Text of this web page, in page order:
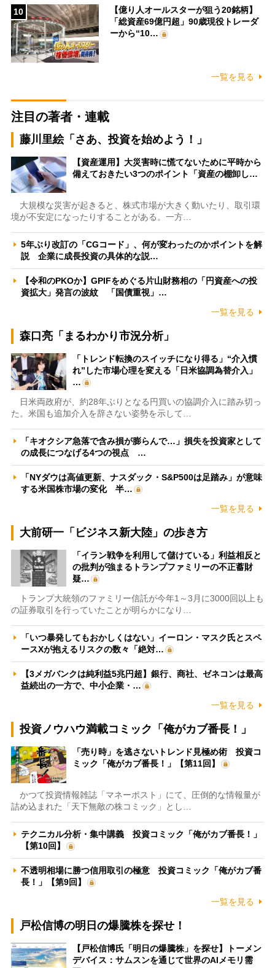
10
【億り人オールスターが狙う20銘柄】
「総資産69億円超」90歳現役トレーダ
ーから“10…
一覧を見る
注目の著者・連載
藤川里絵「さあ、投資を始めよう！」
【資産運用】大災害時に慌てないために平時から
備えておきたい3つのポイント「資産の棚卸し…
大規模な災害が起きると、株式市場が大きく動いたり、取引環
境が不安定になったりすることがある。一方…
5年ぶり改訂の「CGコード」、何が変わったのかポイントを解
説 企業に成長投資の具体的な説…
【令和のPKOか】GPIFをめぐる片山財務相の「円資産への投
資拡大」発言の波紋 「国債重視」…
一覧を見る
森口亮「まるわかり市況分析」
「トレンド転換のスイッチになり得る」“介入慣
れ”した市場心理を変える「日米協調為替介入」
…
日米両政府が、約28年ぶりとなる円買いの協調介入に踏み切っ
た。米国も追加介入を辞さない姿勢を示して…
「キオクシア急落で含み損が膨らんで…」損失を投資家として
の成長につなげる4つの視点 …
「NYダウは高値更新、ナスダック・S&P500は足踏み」が意味
する米国株市場の変化 半…
一覧を見る
大前研一「ビジネス新大陸」の歩き方
「イラン戦争を利用して儲けている」利益相反と
の批判が強まるトランプファミリーの不正蓄財
疑…
トランプ大統領のファミリー信託が今年1～3月に3000回以上も
の証券取引を行っていたことが明らかになり…
「いつ暴発してもおかしくはない」イーロン・マスク氏とスペ
ースXが抱えるリスクの数々「絶対…
【3メガバンクは純利益5兆円超】銀行、商社、ゼネコンは最高
益続出の一方で、中小企業・…
一覧を見る
投資ノウハウ満載コミック「俺がカブ番長！」
「売り時」を逃さないトレンド見極め術 投資コ
ミック「俺がカブ番長！」【第11回】
かつて投資情報雑誌「マネーポスト」にて、圧倒的な情報量が
詰め込まれた「天下無敵の株コミック」とし…
テクニカル分析・集中講義 投資コミック「俺がカブ番長！」
【第10回】
不透明相場に勝つ信用取引の極意 投資コミック「俺がカブ番
長！」【第9回】
一覧を見る
戸松信博の明日の爆騰株を探せ！
【戸松信博氏「明日の爆騰株」を探せ】トーメン
デバイス：サムスンを通じて世界のAIメモリ需